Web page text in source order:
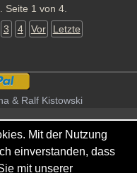
Seite 1 von 4.
3 4 Vor Letzte
& Ralf Kistowski
Mit der Nutzung
einverstanden, dass
mit unserer